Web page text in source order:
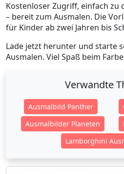
Kostenloser Zugriff, einfach zu
– bereit zum Ausmalen. Die
für Kinder ab zwei Jahren bis
Lade jetzt herunter und starte
Ausmalen. Viel Spaß beim
Verwandte
Ausmalbild Panther
Ausmalbilder Planeten
Lamborghini